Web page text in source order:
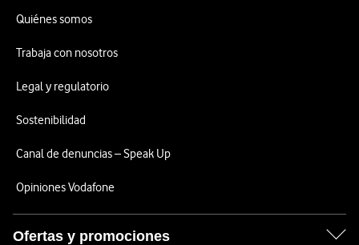
Quiénes somos
Trabaja con nosotros
Legal y regulatorio
Sostenibilidad
Canal de denuncias – Speak Up
Opiniones Vodafone
Ofertas y promociones